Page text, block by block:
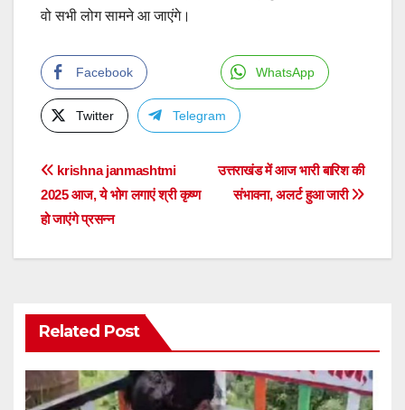
वो सभी लोग सामने आ जाएंगे।
Facebook WhatsApp
Twitter Telegram
Post
navigation
उत्तराखंड में आज भारी बारिश की
संभावना, अलर्ट हुआ जारी
krishna janmashtmi
2025 आज, ये भोग लगाएं श्री कृष्ण
हो जाएंगे प्रसन्न
Related Post